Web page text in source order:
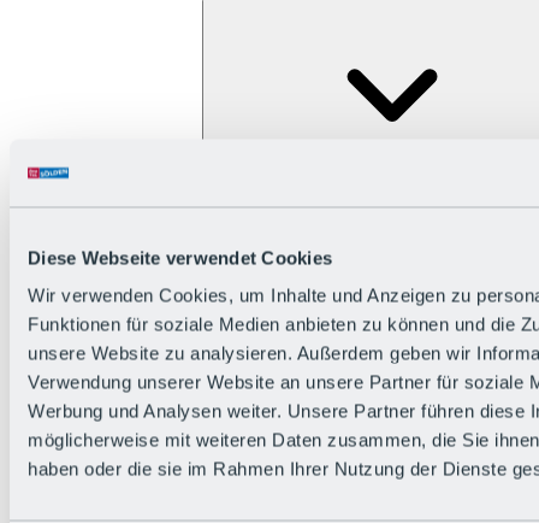
Diese Webseite verwendet Cookies
Wir verwenden Cookies, um Inhalte und Anzeigen zu
Funktionen für soziale Medien anbieten zu können und die
unsere Website zu analysieren. Außerdem geben wir
Verwendung unserer Website an unsere Partner für soziale
Werbung und Analysen weiter. Unsere Partner führen diese
möglicherweise mit weiteren Daten zusammen, die Sie
haben oder die sie im Rahmen Ihrer Nutzung der Dienste
Bürger:in werden
Bikepark-Rules
Bikepark-Partnerschaften
Nachhaltigkeit in der BRS
Bikepark & Tickets